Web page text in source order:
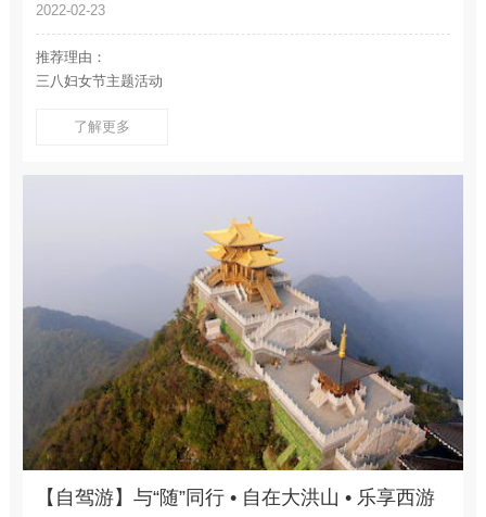
2022-02-23
推荐理由：
三八妇女节主题活动
了解更多
【自驾游】与“随”同行 • 自在大洪山 • 乐享西游